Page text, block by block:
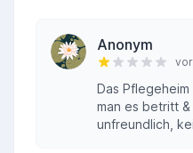
Anonym
Das
man es betritt
unfreundlich,